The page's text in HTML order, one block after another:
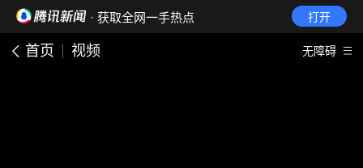
· 获取全网一手热点 打开
首页 视频 无障碍